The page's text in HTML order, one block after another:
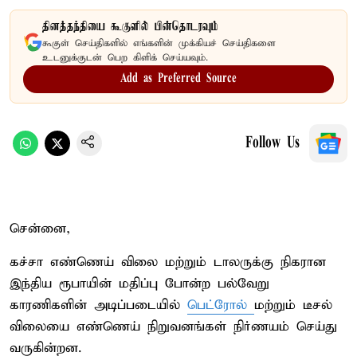
தினத்தந்தியை கூகுளில் பின்தொடரவும்
கூகுள் செய்திகளில் எங்களின் முக்கியச் செய்திகளை
உடனுக்குடன் பெற கிளிக் செய்யவும்.
Add as Preferred Source
Follow Us
சென்னை,
கச்சா எண்ணெய் விலை மற்றும் டாலருக்கு நிகரான
இந்திய ரூபாயின் மதிப்பு போன்ற பல்வேறு
காரணிகளின் அடிப்படையில் பெட்ரோல் மற்றும் டீசல்
விலையை எண்ணெய் நிறுவனங்கள் நிர்ணயம் செய்து
வருகின்றன.